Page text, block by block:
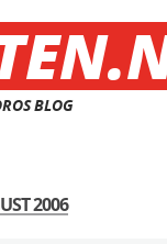
BLOG
2006